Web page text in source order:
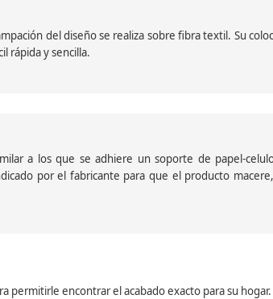
del diseño se realiza sobre fibra textil. Su
rápida y sencilla.
a los que se adhiere un soporte de papel-
por el fabricante para que el producto
permitirle encontrar el acabado exacto para su